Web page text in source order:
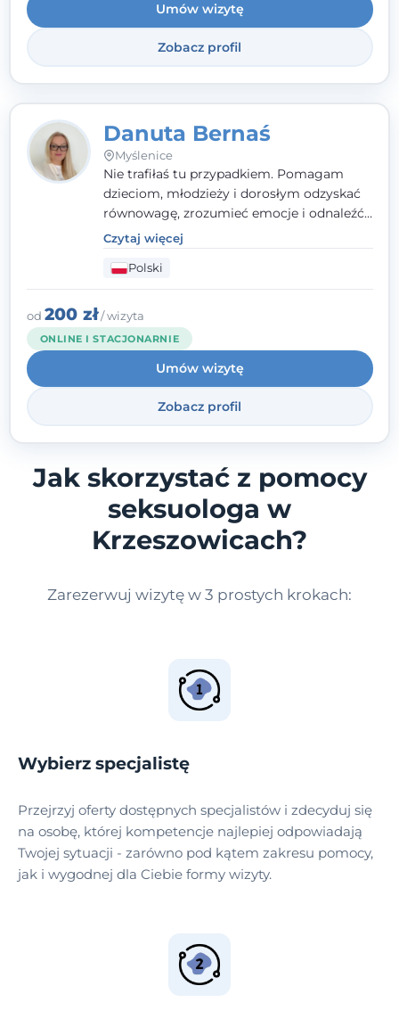
Umów wizytę
Zobacz profil
Danuta Bernaś
Myślenice
Nie trafiłaś tu przypadkiem. Pomagam
dzieciom, młodzieży i dorosłym odzyskać
równowagę, zrozumieć emocje i odnaleźć
wewnętrzną siłę. Moja droga do
psychologii zaczęła się od życia - pełnego
wyzwań, które nauczyły mnie uważności,
empatii i pokory. Dziś łączę doświadczenie
nauczycielki, psychologa, psychoterapeuty
i seksuologa tworząc bezpieczną
przestrzeń, w której można poczuć spokój i
wsparcie. Nie obiecuję łatwych rozwiązań -
ale mogę obiecać, że będę po Twojej
Czytaj więcej
Polski
od 200 zł/ wizyta
ONLINE I STACJONARNIE
Umów wizytę
Zobacz profil
Jak skorzystać z pomocy
seksuologa w
Krzeszowicach?
Zarezerwuj wizytę w 3 prostych krokach:
Wybierz specjalistę
Przejrzyj oferty dostępnych specjalistów i zdecyduj się
na osobę, której kompetencje najlepiej odpowiadają
Twojej sytuacji - zarówno pod kątem zakresu pomocy,
jak i wygodnej dla Ciebie formy wizyty.